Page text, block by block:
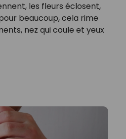
les fleurs éclosent,
beaucoup, cela rime
nez qui coule et yeux